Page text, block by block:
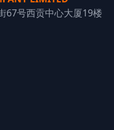
67号西贡中心大厦19楼